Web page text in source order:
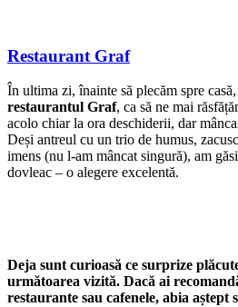
Restaurant Graf
În ultima zi, înainte să plecăm spre
restaurantul Graf, ca să ne mai
acolo chiar la ora deschiderii, dar
Deși antreul cu un trio de humus,
imens (nu l-am mâncat singură), am
dovleac – o alegere excelentă.
Deja sunt curioasă ce surprize
următoarea vizită. Dacă ai
restaurante sau cafenele, abia aștept